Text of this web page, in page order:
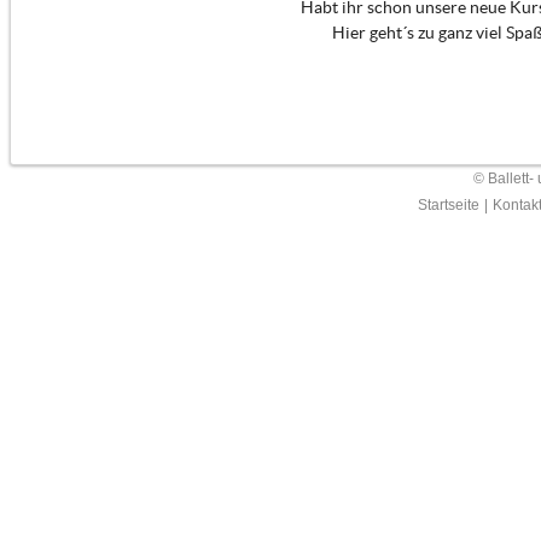
Habt ihr schon unsere neue
Hier geht´s zu ganz viel
© Ballett-
Startseite
Kontakt